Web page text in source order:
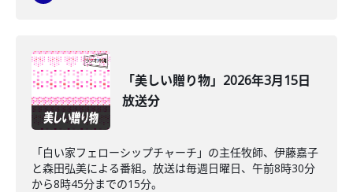
「美しい贈り物」2026年3月15日
放送分
「白い家フェローシップチャーチ」の主任牧師、伊藤嘉子
と森田弘美による番組。放送は毎週日曜日、午前8時30分
から8時45分までの15分。